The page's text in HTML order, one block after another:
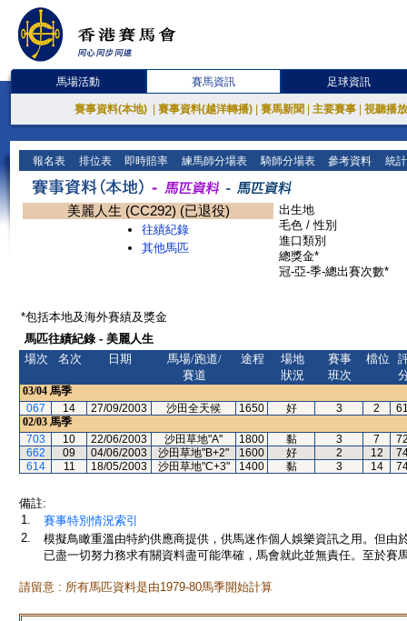
馬場活動 賽馬資訊 足球資訊
賽事資料(本地) 賽事資料(越洋轉播) 賽馬新聞 主要賽事 視聽播
報名表 排位表 即時賠率 練馬師分場表 騎師分場表 參考資料 統
美麗人生 (CC292) (已退役)
往績紀錄
其他馬匹
出生地
毛色 / 性別
進口類別
總獎金*
冠-亞-季-總出賽次數*
*包括本地及海外賽績及獎金
馬匹往績紀錄 - 美麗人生
場次
名次 日期
馬場/跑道/
賽道
途程
場地
狀況
賽事
班次
檔位
03/04 馬季
067
14 27/09/2003 沙田全天候 1650 好 3 2
02/03 馬季
703
10 22/06/2003 沙田草地"A" 1800 黏 3 7
662
09 04/06/2003 沙田草地"B+2" 1600 好 2 12
614
11 18/05/2003 沙田草地"C+3" 1400 黏 3 14
備註:
1.
賽事特別情況索引
2.
模擬鳥瞰重溫由特約供應商提供，供馬迷作個人娛樂資訊之用。但
已盡一切努力務求有關資料盡可能準確，馬會就此並無責任。至於賽
請留意 : 所有馬匹資料是由1979-80馬季開始計算